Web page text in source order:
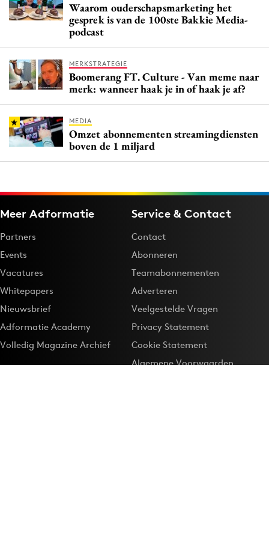
Waarom ouderschapsmarketing het
gesprek is van de 100ste Bakkie Media-
podcast
MERKSTRATEGIE
Boomerang FT. Culture - Van meme naar
merk: wanneer haak je in of haak je af?
MEDIA
Omzet abonnementen streamingdiensten
boven de 1 miljard
Meer Adformatie
Partners
Events
Vacatures
Whitepapers
Nieuwsbrief
Adformatie Academy
Volledig Magazine Archief
Service & Contact
Contact
Abonneren
Teamabonnementen
Adverteren
Veelgestelde Vragen
Privacy Statement
Cookie Statement
Algemene Voorwaarden